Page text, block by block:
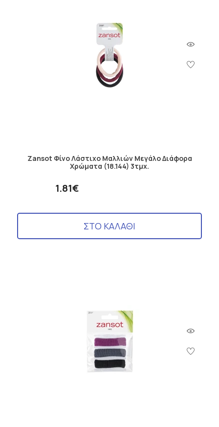
Zansot Φίνο Λάστιχο Μαλλιών Μεγάλο Διάφορα
Χρώματα (18.144) 3τμχ.
1.81€
ΣΤΟ ΚΑΛΑΘΙ